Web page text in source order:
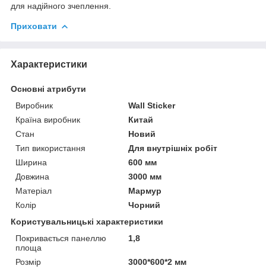
для надійного зчеплення.
Приховати
Характеристики
Основні атрибути
Виробник
Wall Sticker
Країна виробник
Китай
Стан
Новий
Тип використання
Для внутрішніх робіт
Ширина
600 мм
Довжина
3000 мм
Матеріал
Мармур
Колір
Чорний
Користувальницькі характеристики
Покривається панеллю
площа
1,8
Розмір
3000*600*2 мм